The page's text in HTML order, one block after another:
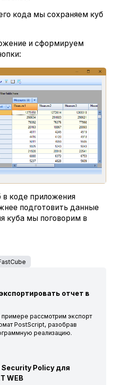
кода мы сохраняем куб
и сформируем
в коде приложения
подготовить данные
куба мы поговорим в
отчет в
примере рассмотрим экспорт
PostScript, разобрав
реализацию.
Policy для
WEB